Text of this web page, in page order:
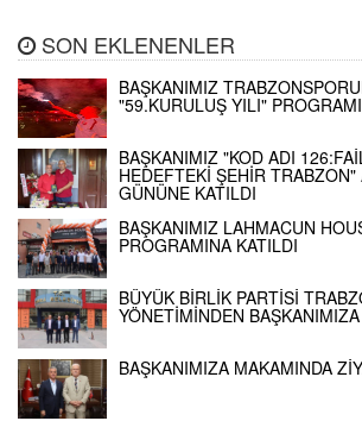
SON EKLENENLER
BAŞKANIMIZ
"59.KURULUŞ YILI"
BAŞKANIMIZ "KOD ADI
HEDEFTEKİ ŞEHİR
GÜNÜNE KATILDI
BAŞKANIMIZ LAHMACUN
PROGRAMINA KATILDI
BÜYÜK BİRLİK PARTİSİ
YÖNETİMİNDEN
BAŞKANIMIZA MAKAMINDA